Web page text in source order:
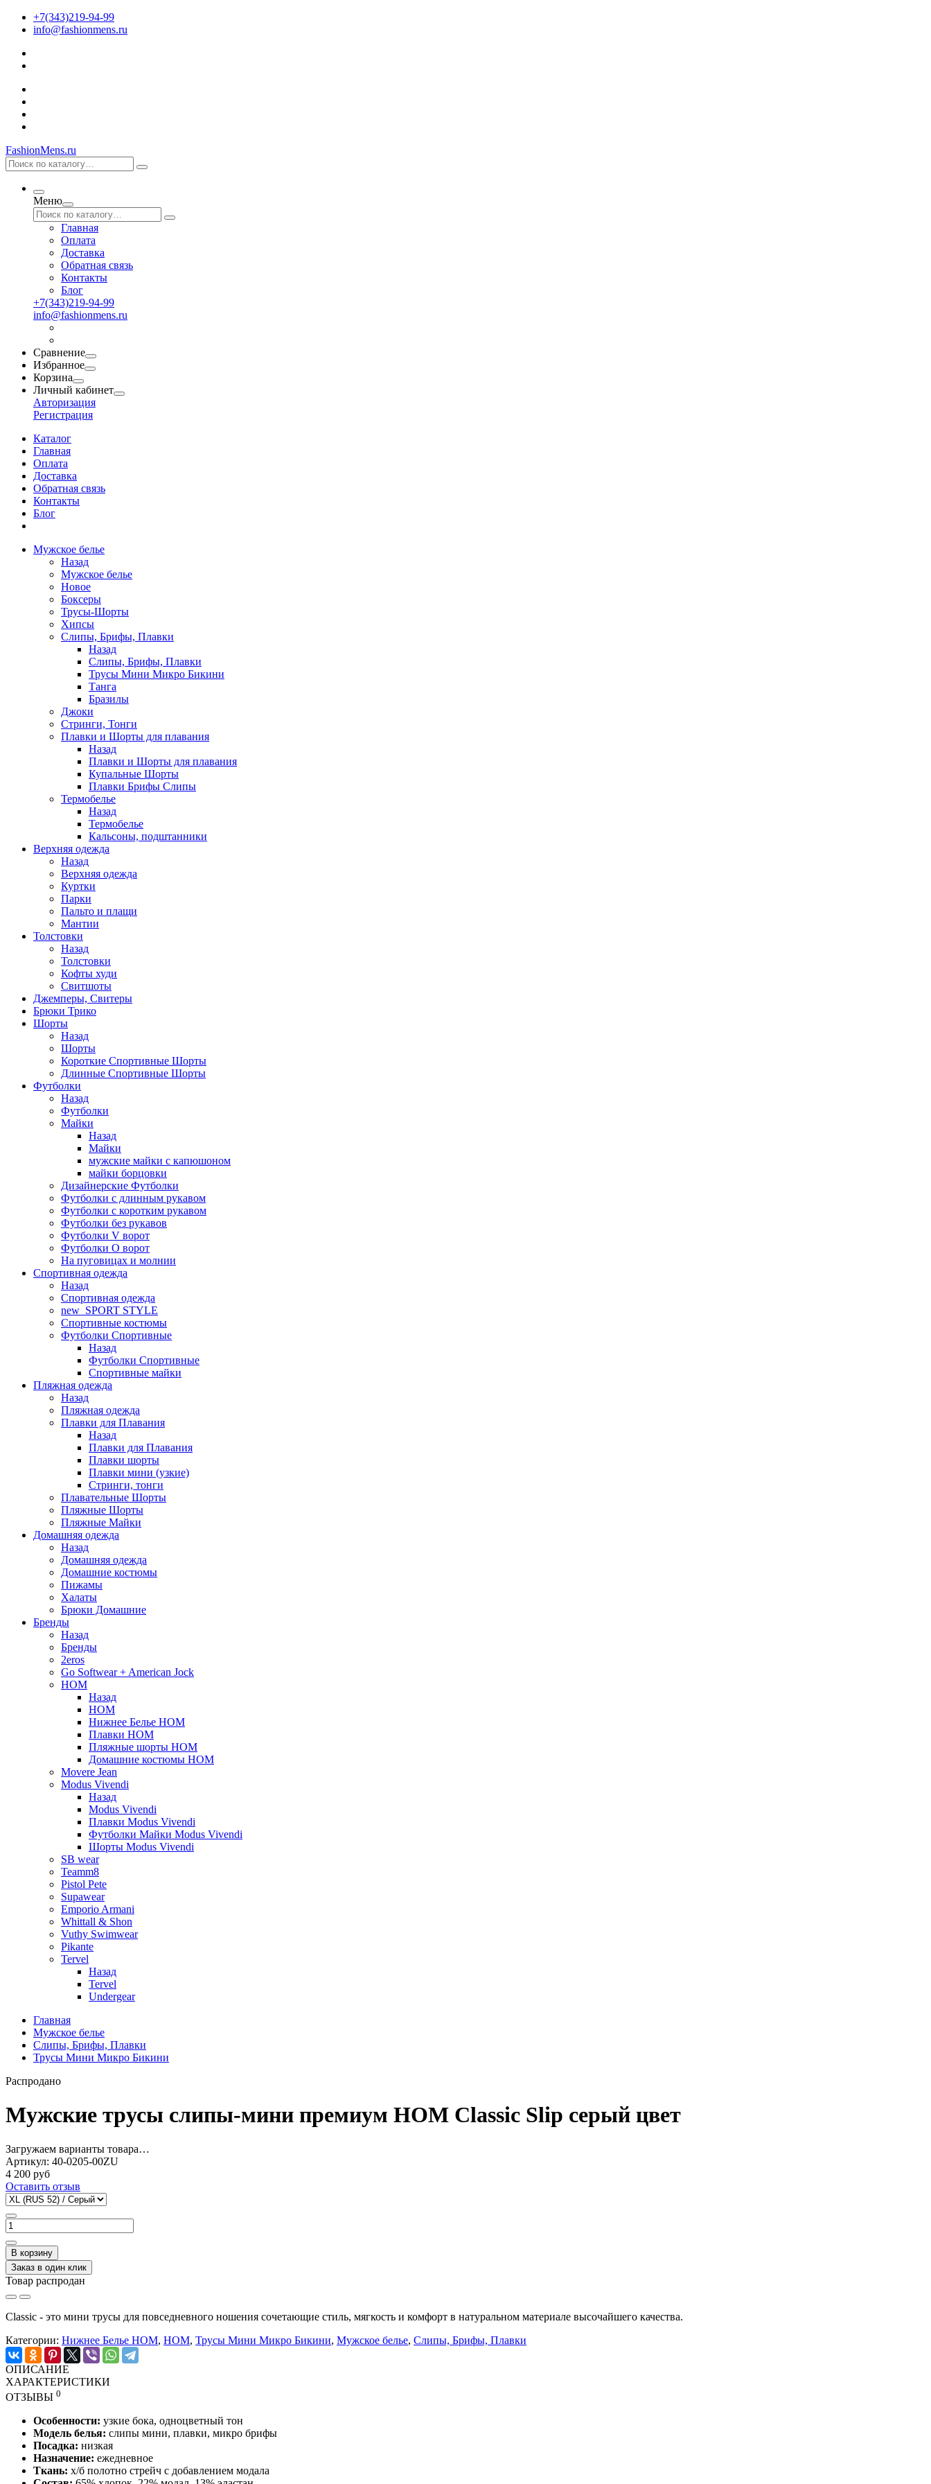
+7(343)219-94-99
info@fashionmens.ru
FashionMens.ru
Меню
Главная
Оплата
Доставка
Обратная связь
Контакты
Блог
+7(343)219-94-99
info@fashionmens.ru
Сравнение
Избранное
Корзина
Личный кабинет
Авторизация
Регистрация
Каталог
Главная
Оплата
Доставка
Обратная связь
Контакты
Блог
Мужское белье
Назад
Мужское белье
Новое
Боксеры
Трусы-Шорты
Хипсы
Слипы, Брифы, Плавки
Назад
Слипы, Брифы, Плавки
Трусы Мини Микро Бикини
Танга
Бразилы
Джоки
Стринги, Тонги
Плавки и Шорты для плавания
Назад
Плавки и Шорты для плавания
Купальные Шорты
Плавки Брифы Слипы
Термобелье
Назад
Термобелье
Кальсоны, подштанники
Верхняя одежда
Назад
Верхняя одежда
Куртки
Парки
Пальто и плащи
Мантии
Толстовки
Назад
Толстовки
Кофты худи
Свитшоты
Джемперы, Свитеры
Брюки Трико
Шорты
Назад
Шорты
Короткие Спортивные Шорты
Длинные Спортивные Шорты
Футболки
Назад
Футболки
Майки
Назад
Майки
мужские майки с капюшоном
майки борцовки
Дизайнерские Футболки
Футболки с длинным рукавом
Футболки с коротким рукавом
Футболки без рукавов
Футболки V ворот
Футболки O ворот
На пуговицах и молнии
Спортивная одежда
Назад
Спортивная одежда
new_SPORT STYLE
Спортивные костюмы
Футболки Спортивные
Назад
Футболки Спортивные
Спортивные майки
Пляжная одежда
Назад
Пляжная одежда
Плавки для Плавания
Назад
Плавки для Плавания
Плавки шорты
Плавки мини (узкие)
Стринги, тонги
Плавательные Шорты
Пляжные Шорты
Пляжные Майки
Домашняя одежда
Назад
Домашняя одежда
Домашние костюмы
Пижамы
Халаты
Брюки Домашние
Бренды
Назад
Бренды
2eros
Go Softwear + American Jock
HOM
Назад
HOM
Нижнее Белье HOM
Плавки HOM
Пляжные шорты HOM
Домашние костюмы HOM
Movere Jean
Modus Vivendi
Назад
Modus Vivendi
Плавки Modus Vivendi
Футболки Майки Modus Vivendi
Шорты Modus Vivendi
SB wear
Teamm8
Pistol Pete
Supawear
Emporio Armani
Whittall & Shon
Vuthy Swimwear
Pikante
Tervel
Назад
Tervel
Undergear
Главная
Мужское белье
Слипы, Брифы, Плавки
Трусы Мини Микро Бикини
Распродано
Мужские трусы слипы-мини премиум HOM Classic Slip серый цвет
Загружаем варианты товара…
Артикул: 40-0205-00ZU
4 200 руб
Оставить отзыв
В корзину
Заказ в один клик
Товар распродан
Classic - это мини трусы для повседневного ношения сочетающие стиль, мягкость и комфорт в натуральном материале высочайшего качества.
Категории: Нижнее Белье HOM, HOM, Трусы Мини Микро Бикини, Мужское белье, Слипы, Брифы, Плавки
ОПИСАНИЕ
ХАРАКТЕРИСТИКИ
ОТЗЫВЫ 0
Особенности: узкие бока, одноцветный тон
Модель белья: слипы мини, плавки, микро брифы
Посадка: низкая
Назначение: ежедневное
Ткань: х/б полотно стрейч с добавлением модала